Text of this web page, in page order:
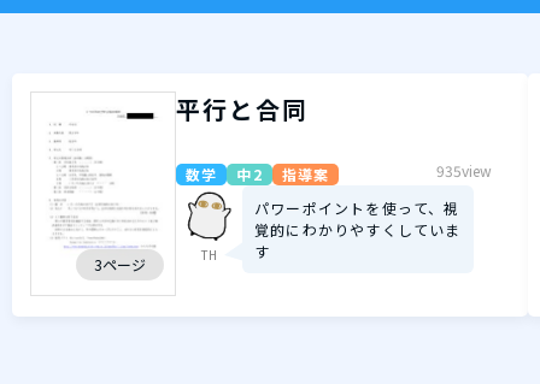
3ページ
平行と合同
数学 中2 指導案 935view
TH
パワーポイントを使って、視
覚的にわかりやすくしていま
す